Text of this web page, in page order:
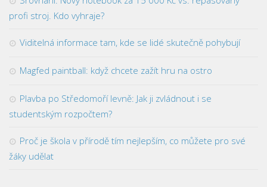
profi stroj. Kdo vyhraje?
Viditelná informace tam, kde se lidé skutečně pohybují
Magfed paintball: když chcete zažít hru na ostro
Plavba po Středomoří levně: Jak ji zvládnout i se
studentským rozpočtem?
Proč je škola v přírodě tím nejlepším, co můžete pro své
žáky udělat